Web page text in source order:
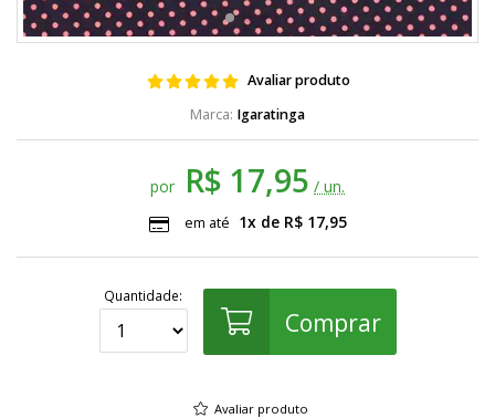
Avaliar produto
Igaratinga
por R$ 17,95 / un.
em até 1x de R$ 17,95
Quantidade:
Comprar
Avaliar produto